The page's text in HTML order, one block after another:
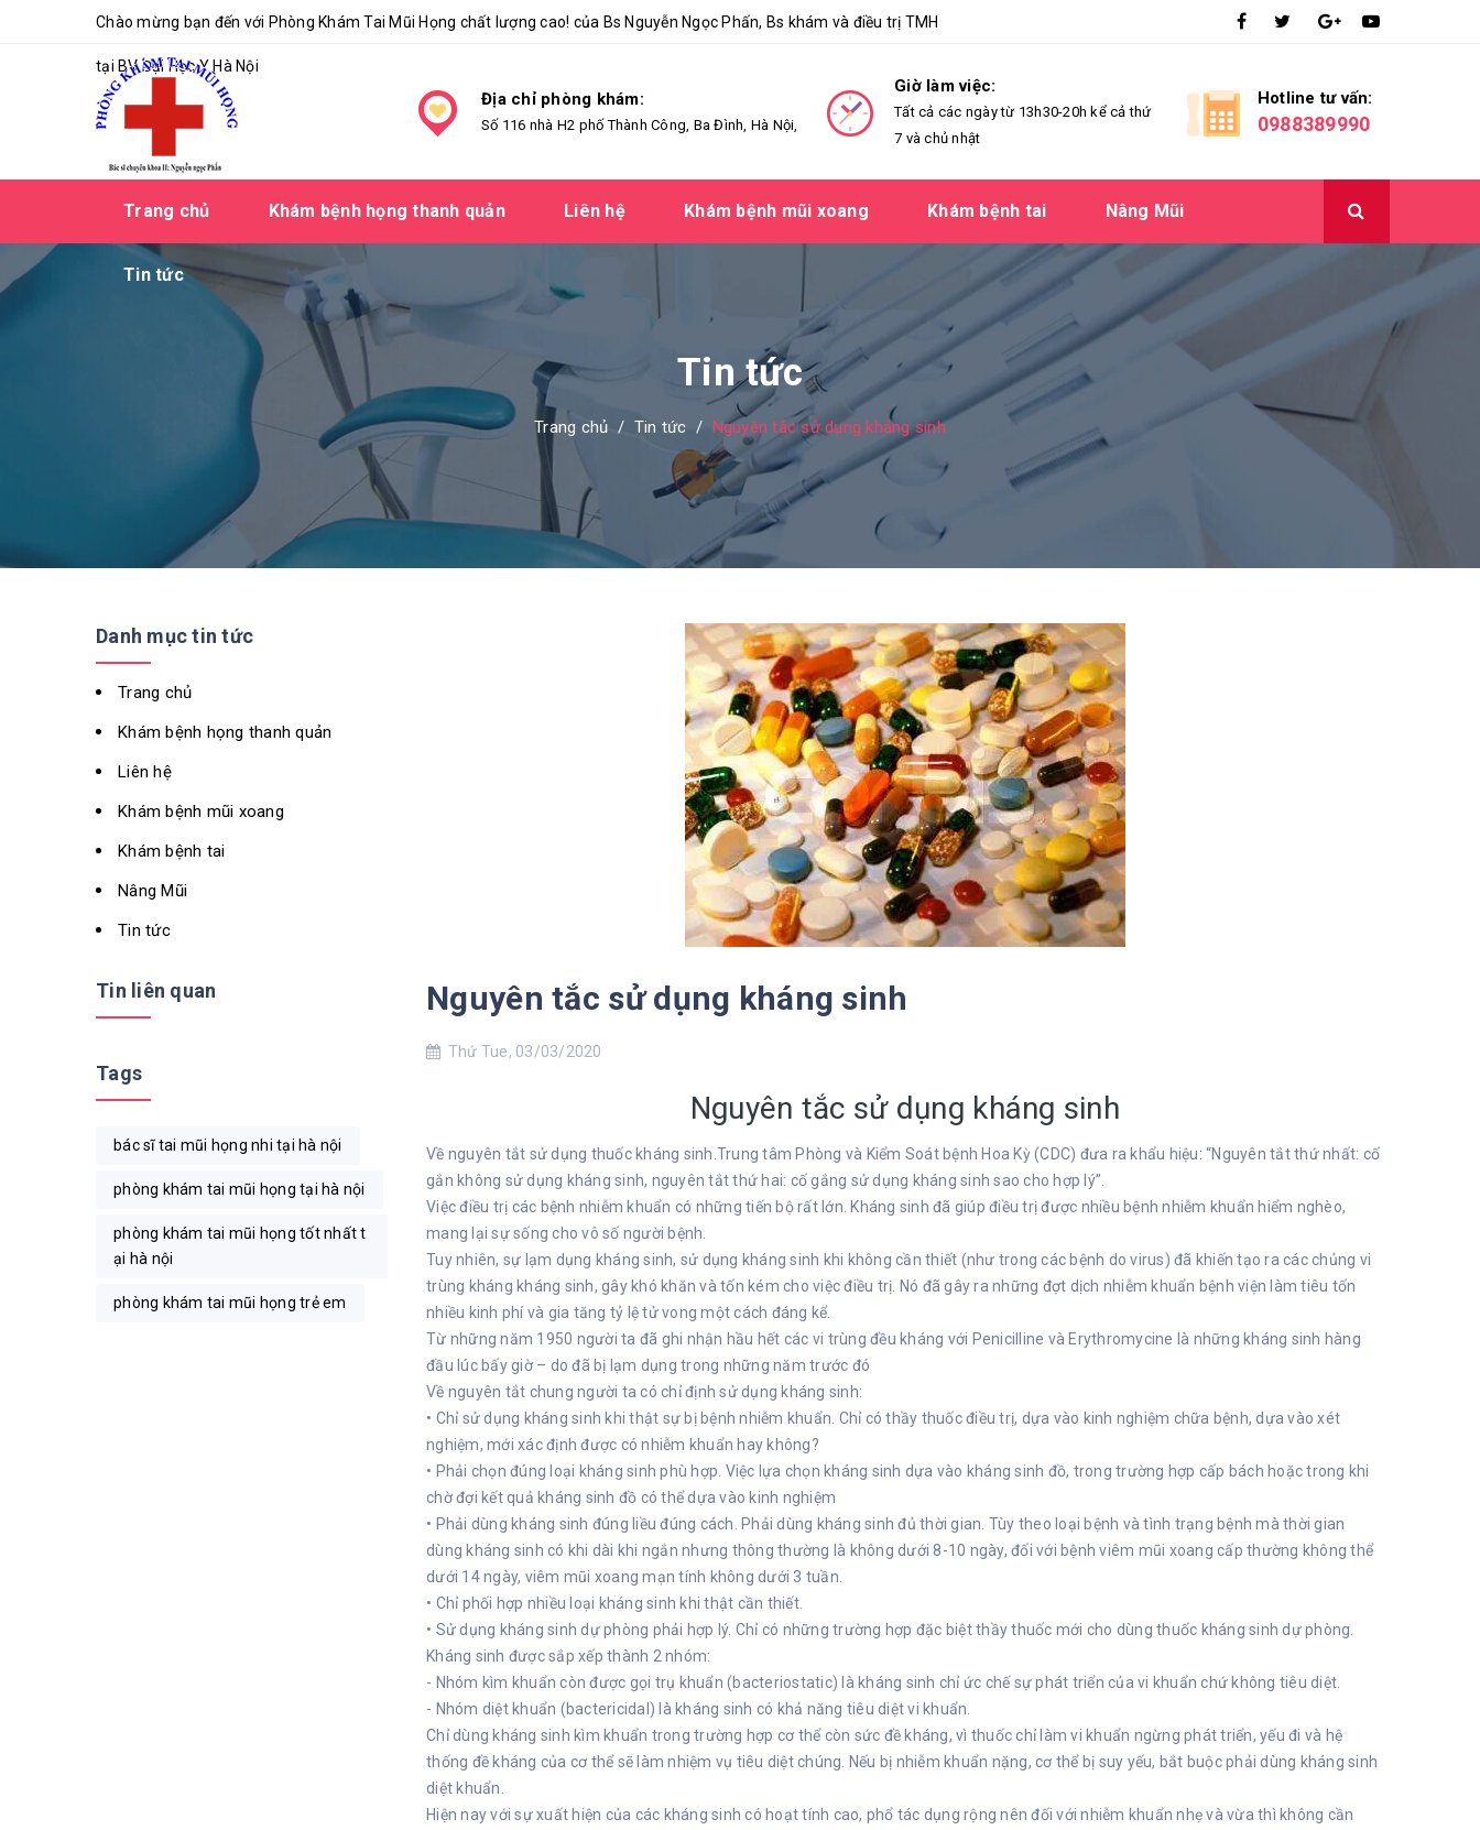
Chào mừng bạn đến với Phòng Khám Tai Mũi Họng chất lượng cao! của Bs Nguyễn Ngọc Phấn, Bs khám và điều trị TMH
tại BV Đại Học Y Hà Nội
Địa chỉ phòng khám:
Số 116 nhà H2 phố Thành Công, Ba Đình, Hà Nội,
Giờ làm việc:
Tất cả các ngày từ 13h30-20h kể cả thứ
7 và chủ nhật
Hotline tư vấn:
0988389990
Trang chủ Khám bệnh họng thanh quản Liên hệ Khám bệnh mũi xoang Khám bệnh tai Nâng Mũi
Tin tức
Tin tức
Trang chủ / Tin tức / Nguyên tắc sử dụng kháng sinh
Nguyên tắc sử dụng kháng sinh
Thứ Tue, 03/03/2020
Nguyên tắc sử dụng kháng sinh
Về nguyên tắt sử dụng thuốc kháng sinh.Trung tâm Phòng và Kiểm Soát bệnh Hoa Kỳ (CDC) đưa ra khẩu hiệu: “Nguyên tắt thứ nhất: cố
gắn không sử dụng kháng sinh, nguyên tắt thứ hai: cố gắng sử dụng kháng sinh sao cho hợp lý”.
Việc điều trị các bệnh nhiễm khuẩn có những tiến bộ rất lớn. Kháng sinh đã giúp điều trị được nhiều bệnh nhiễm khuẩn hiểm nghèo,
mang lại sự sống cho vô số người bệnh.
Tuy nhiên, sự lạm dụng kháng sinh, sử dụng kháng sinh khi không cần thiết (như trong các bệnh do virus) đã khiến tạo ra các chủng vi
trùng kháng kháng sinh, gây khó khăn và tốn kém cho việc điều trị. Nó đã gây ra những đợt dịch nhiễm khuẩn bệnh viện làm tiêu tốn
nhiều kinh phí và gia tăng tỷ lệ tử vong một cách đáng kể.
Từ những năm 1950 người ta đã ghi nhận hầu hết các vi trùng đều kháng với Penicilline và Erythromycine là những kháng sinh hàng
đầu lúc bấy giờ – do đã bị lạm dụng trong những năm trước đó
Về nguyên tắt chung người ta có chỉ định sử dụng kháng sinh:
• Chỉ sử dụng kháng sinh khi thật sự bị bệnh nhiễm khuẩn. Chỉ có thầy thuốc điều trị, dựa vào kinh nghiệm chữa bệnh, dựa vào xét
nghiệm, mới xác định được có nhiễm khuẩn hay không?
• Phải chọn đúng loại kháng sinh phù hợp. Việc lựa chọn kháng sinh dựa vào kháng sinh đồ, trong trường hợp cấp bách hoặc trong khi
chờ đợi kết quả kháng sinh đồ có thể dựa vào kinh nghiệm
• Phải dùng kháng sinh đúng liều đúng cách. Phải dùng kháng sinh đủ thời gian. Tùy theo loại bệnh và tình trạng bệnh mà thời gian
dùng kháng sinh có khi dài khi ngắn nhưng thông thường là không dưới 8-10 ngày, đối với bệnh viêm mũi xoang cấp thường không thể
dưới 14 ngày, viêm mũi xoang mạn tính không dưới 3 tuần.
• Chỉ phối hợp nhiều loại kháng sinh khi thật cần thiết.
• Sử dụng kháng sinh dự phòng phải hợp lý. Chỉ có những trường hợp đặc biệt thầy thuốc mới cho dùng thuốc kháng sinh dự phòng.
Kháng sinh được sắp xếp thành 2 nhóm:
- Nhóm kìm khuẩn còn được gọi trụ khuẩn (bacteriostatic) là kháng sinh chỉ ức chế sự phát triển của vi khuẩn chứ không tiêu diệt.
- Nhóm diệt khuẩn (bactericidal) là kháng sinh có khả năng tiêu diệt vi khuẩn.
Chỉ dùng kháng sinh kìm khuẩn trong trường hợp cơ thể còn sức đề kháng, vì thuốc chỉ làm vi khuẩn ngừng phát triển, yếu đi và hệ
thống đề kháng của cơ thể sẽ làm nhiệm vụ tiêu diệt chúng. Nếu bị nhiễm khuẩn nặng, cơ thể bị suy yếu, bắt buộc phải dùng kháng sinh
diệt khuẩn.
Hiện nay với sự xuất hiện của các kháng sinh có hoạt tính cao, phổ tác dụng rộng nên đối với nhiễm khuẩn nhẹ và vừa thì không cần
Danh mục tin tức
Trang chủ
Khám bệnh họng thanh quản
Liên hệ
Khám bệnh mũi xoang
Khám bệnh tai
Nâng Mũi
Tin tức
Tin liên quan
Tags
bác sĩ tai mũi họng nhi tại hà nội
phòng khám tai mũi họng tại hà nội
phòng khám tai mũi họng tốt nhất t
ại hà nội
phòng khám tai mũi họng trẻ em